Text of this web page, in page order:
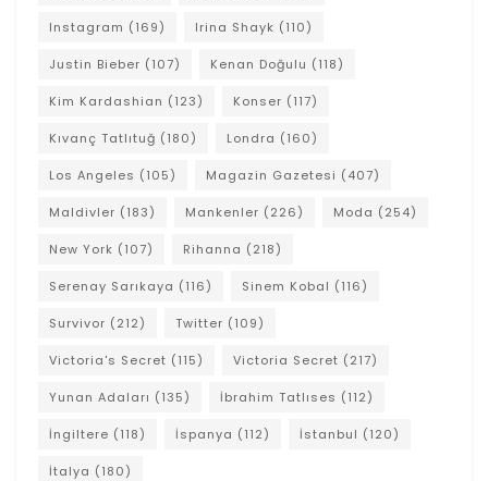
Instagram (169) Irina Shayk (110)
Justin Bieber (107) Kenan Doğulu (118)
Kim Kardashian (123) Konser (117)
Kıvanç Tatlıtuğ (180) Londra (160)
Los Angeles (105) Magazin Gazetesi (407)
Maldivler (183) Mankenler (226) Moda (254)
New York (107) Rihanna (218)
Serenay Sarıkaya (116) Sinem Kobal (116)
Survivor (212) Twitter (109)
Victoria's Secret (115) Victoria Secret (217)
Yunan Adaları (135) İbrahim Tatlıses (112)
İngiltere (118) İspanya (112) İstanbul (120)
İtalya (180)